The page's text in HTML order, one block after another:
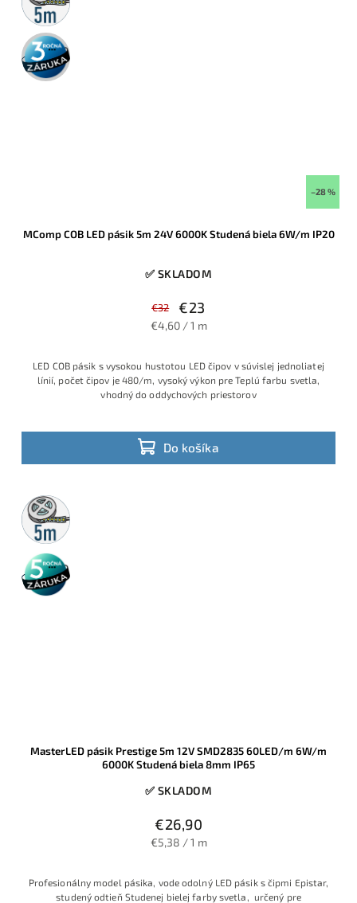
3 roky
záruka
–28 %
MComp COB LED pásik 5m 24V 6000K Studená biela 6W/m IP20
✅ SKLADOM
€32 €23
€4,60 / 1 m
Do košíka
LED COB pásik s vysokou hustotou LED čipov v súvislej jednoliatej
línií, počet čipov je 480/m, vysoký výkon pre Teplú farbu svetla,
vhodný do oddychových priestorov
5m
rolka
5 rokov
záruka
MasterLED pásik Prestige 5m 12V SMD2835 60LED/m 6W/m
6000K Studená biela 8mm IP65
✅ SKLADOM
€26,90
€5,38 / 1 m
Profesionálny model pásika, vode odolný LED pásik s čipmi Epistar,
studený odtieň Studenej bielej farby svetla, určený pre